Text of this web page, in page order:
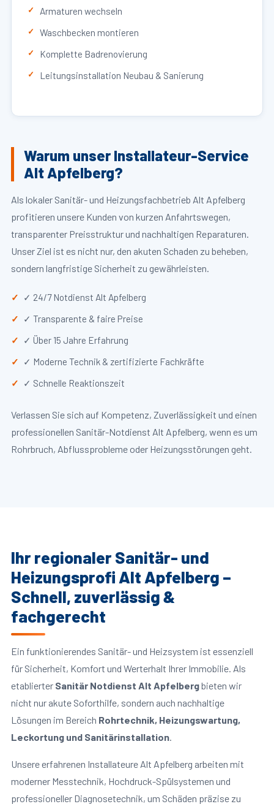
Armaturen wechseln
Waschbecken montieren
Komplette Badrenovierung
Leitungsinstallation Neubau & Sanierung
Warum unser Installateur-Service
Alt Apfelberg?
Als lokaler Sanitär- und Heizungsfachbetrieb Alt Apfelberg
profitieren unsere Kunden von kurzen Anfahrtswegen,
transparenter Preisstruktur und nachhaltigen Reparaturen.
Unser Ziel ist es nicht nur, den akuten Schaden zu beheben,
sondern langfristige Sicherheit zu gewährleisten.
✓ 24/7 Notdienst Alt Apfelberg
✓ Transparente & faire Preise
✓ Über 15 Jahre Erfahrung
✓ Moderne Technik & zertifizierte Fachkräfte
✓ Schnelle Reaktionszeit
Verlassen Sie sich auf Kompetenz, Zuverlässigkeit und einen
professionellen Sanitär-Notdienst Alt Apfelberg, wenn es um
Rohrbruch, Abflussprobleme oder Heizungsstörungen geht.
Ihr regionaler Sanitär- und
Heizungsprofi Alt Apfelberg –
Schnell, zuverlässig &
fachgerecht
Ein funktionierendes Sanitär- und Heizsystem ist essenziell
für Sicherheit, Komfort und Werterhalt Ihrer Immobilie. Als
etablierter Sanitär Notdienst Alt Apfelbergbieten wir
nicht nur akute Soforthilfe, sondern auch nachhaltige
Lösungen im Bereich Rohrtechnik, Heizungswartung,
Leckortung und Sanitärinstallation.
Unsere erfahrenen Installateure Alt Apfelberg arbeiten mit
moderner Messtechnik, Hochdruck-Spülsystemen und
professioneller Diagnosetechnik, um Schäden präzise zu